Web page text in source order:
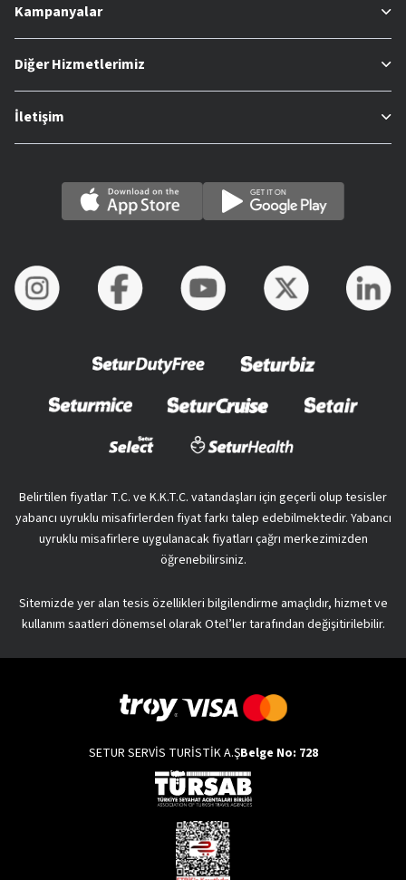
Kampanyalar
Diğer Hizmetlerimiz
İletişim
Belirtilen fiyatlar T.C. ve K.K.T.C. vatandaşları için geçerli olup tesisler
yabancı uyruklu misafirlerden fiyat farkı talep edebilmektedir. Yabancı
uyruklu misafirlere uygulanacak fiyatları çağrı merkezimizden
öğrenebilirsiniz.
Sitemizde yer alan tesis özellikleri bilgilendirme amaçlıdır, hizmet ve
kullanım saatleri dönemsel olarak Otel’ler tarafından değişitirilebilir.
SETUR SERVİS TURİSTİK A.ŞBelge No: 728